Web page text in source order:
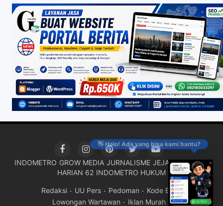
👋 Halo! Ada yang bisa kami bantu?
INDOMETRO GROW MEDIA JURNALISME JEJAK KRIMINAL
HARIAN 62 INDOMETRO HUKUM
Redaksi UU Pers Pedoman
Kode Etik
Lowongan Wartawan
Iklan Murah